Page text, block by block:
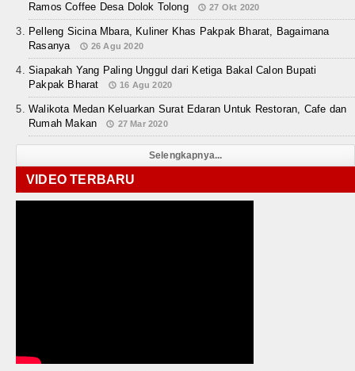
Ramos Coffee Desa Dolok Tolong
27 Okt 2020
Pelleng Sicina Mbara, Kuliner Khas Pakpak Bharat, Bagaimana
Rasanya
26 Agu 2020
Siapakah Yang Paling Unggul dari Ketiga Bakal Calon Bupati
Pakpak Bharat
16 Agu 2020
Walikota Medan Keluarkan Surat Edaran Untuk Restoran, Cafe dan
Rumah Makan
27 Mar 2020
Selengkapnya...
VIDEO TERBARU